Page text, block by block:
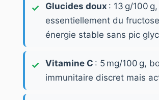
Glucides doux : 13 g/100 g,
essentiellement du
énergie stable sans pic
Vitamine C : 5 mg/100 g,
immunitaire discret mais